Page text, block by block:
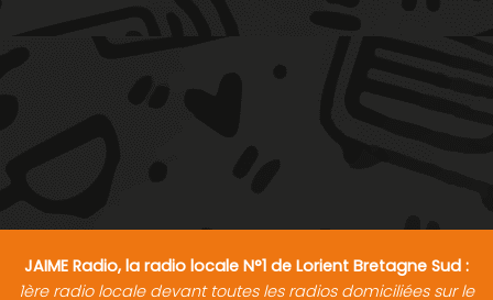
JAIME Radio, la radio locale N°1 de Lorient Bretagne Sud :
1ère radio locale devant toutes les radios domiciliées sur le